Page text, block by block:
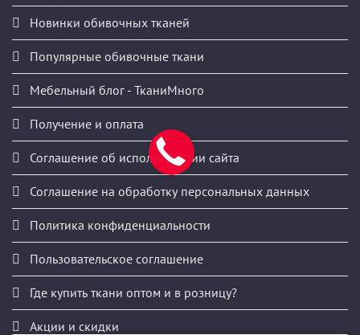
Новинки обивочных тканей
Популярные обивочные ткани
Мебельный блог - ТканиМного
Получение и оплата
Соглашение об использовании сайта
Соглашение на обработку персональных данных
Политика конфиденциальности
Пользовательское соглашение
Где купить ткани оптом и в розницу?
Акции и скидки